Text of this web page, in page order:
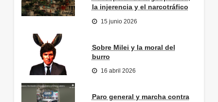
la injerencia y el narcotráfico
15 junio 2026
Sobre Milei y la moral del
burro
16 abril 2026
Paro general y marcha contra